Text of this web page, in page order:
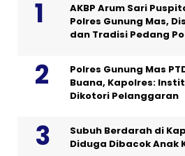
AKBP Arum Sari
Polres Gunung Mas,
dan Tradisi Pedang
Polres Gunung Mas
Buana, Kapolres:
Dikotori Pelanggaran
Subuh Berdarah di
Diduga Dibacok Anak